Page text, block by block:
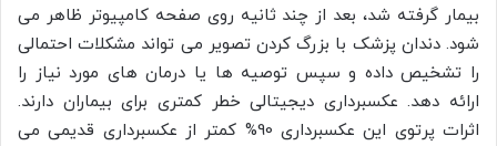
بیمار گرفته شد، بعد از چند ثانیه روی صفحه کامپیوتر ظاهر می
شود. دندان پزشک با بزرگ کردن تصویر می تواند مشکلات احتمالی
را تشخیص داده و سپس توصیه ها یا درمان های مورد نیاز را
ارائه دهد. عکسبرداری دیجیتالی خطر کمتری برای بیماران دارند.
اثرات پرتوی این عکسبرداری 90% کمتر از عکسبرداری قدیمی می